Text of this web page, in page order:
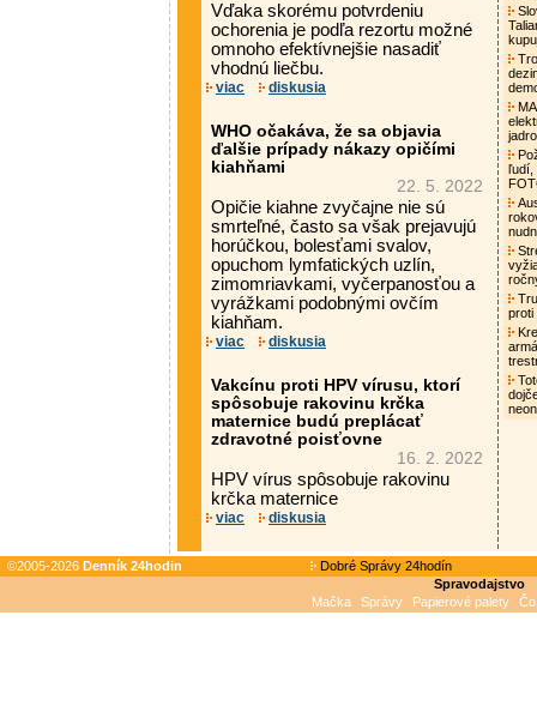
Vďaka skorému potvrdeniu
ochorenia je podľa rezortu možné
omnoho efektívnejšie nasadiť
vhodnú liečbu.
viac diskusia
WHO očakáva, že sa objavia
ďalšie prípady nákazy opičími
kiahňami
22. 5. 2022
Opičie kiahne zvyčajne nie sú
smrteľné, často sa však prejavujú
horúčkou, bolesťami svalov,
opuchom lymfatických uzlín,
zimomriavkami, vyčerpanosťou a
vyrážkami podobnými ovčím
kiahňam.
viac diskusia
Vakcínu proti HPV vírusu, ktorí
spôsobuje rakovinu krčka
maternice budú preplácať
zdravotné poisťovne
16. 2. 2022
HPV vírus spôsobuje rakovinu
krčka maternice
viac diskusia
ľudí,
proti
©2005-2026 Denník 24hodin
Dobré Správy 24hodín
Spravodajstvo
Mačka
Správy Papierové palety